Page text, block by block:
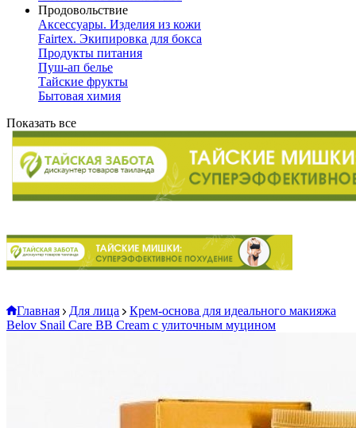
Продовольствие
Аксессуары. Изделия из кожи
Fairtex. Экипировка для бокса
Продукты питания
Пуш-ап белье
Тайские фрукты
Бытовая химия
Показать все
Главная Для лица
Крем-основа для идеального макияжа
Belov Snail Care BB Cream с улиточным муцином